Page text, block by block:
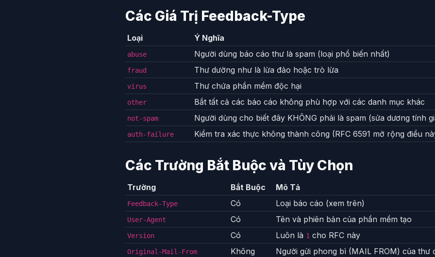
Các Giá Trị Feedback-Type
Loại Ý Nghĩa
abuse Người dùng báo cáo thư là spam (loại phổ biến nhất)
fraud Thư dường như là lừa đảo hoặc trò lừa
virus Thư chứa phần mềm độc hại
other Bắt tất cả các báo cáo không phù hợp với các danh mục khác
not-spam Người dùng cho biết đây KHÔNG phải là spam (sửa dương tính
auth-failure Kiểm tra xác thực không thành công (RFC 6591 mở rộng điều
Các Trường Bắt Buộc và Tùy Chọn
Trường Bắt Buộc Mô Tả
Feedback-Type Có Loại báo cáo (xem trên)
User-Agent Có Tên và phiên bản của phần mềm tạo
Version Có Luôn là 1 cho RFC này
Original-Mail-From Không Người gửi phong bì (MAIL FROM) của thư